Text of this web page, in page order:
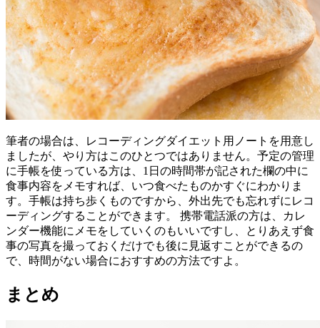
筆者の場合は、レコーディングダイエット用ノートを用意し
ましたが、やり方はこのひとつではありません。予定の管理
に手帳を使っている方は、1日の時間帯が記された欄の中に
食事内容をメモすれば、いつ食べたものかすぐにわかりま
す。手帳は持ち歩くものですから、外出先でも忘れずにレコ
ーディングすることができます。 携帯電話派の方は、カレ
ンダー機能にメモをしていくのもいいですし、とりあえず食
事の写真を撮っておくだけでも後に見返すことができるの
で、時間がない場合におすすめの方法ですよ。
まとめ